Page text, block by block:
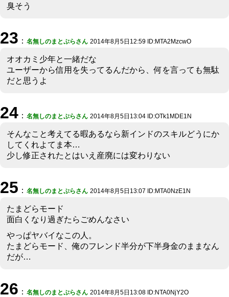
臭そう
23 ： 名無しのまとぷらさん 2014年8月5日12:59 ID:MTA2MzcwO
オオカミ少年と一緒だな
ユーザーから信用を失ってるんだから、何を言っても無駄
だと思うよ
24 ： 名無しのまとぷらさん 2014年8月5日13:04 ID:OTk1MDE1N
そんなこと考えてる暇あるなら新インドのスキルどうにか
してくれよてま本…
少し修正されたとはいえ産廃には変わりない
25 ： 名無しのまとぷらさん 2014年8月5日13:07 ID:MTA0NzE1N
たまどらモード
面白くなり過ぎたらごめんなさい
やっぱヤバイなこの人。
たまどらモード、俺のフレンド半分が下半身金のままなん
だが…
26 ： 名無しのまとぷらさん 2014年8月5日13:08 ID:NTA0NjY2O